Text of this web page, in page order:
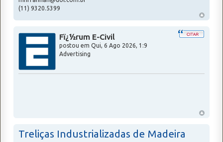
(11) 9320.5399
Fï¿½rum E-Civil
postou em Qui, 6 Ago 2026, 1:9
Advertising
Treliças Industrializadas de Madeira